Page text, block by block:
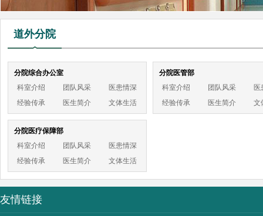
道外分院
分院综合办公室
科室介绍
团队风采
医患情深
经验传承
医生简介 文体生活
分院医管部
科室介绍
团队风采
医
经验传承
医生简介 文
分院医疗保障部
科室介绍
团队风采
医患情深
经验传承
医生简介 文体生活
友情链接